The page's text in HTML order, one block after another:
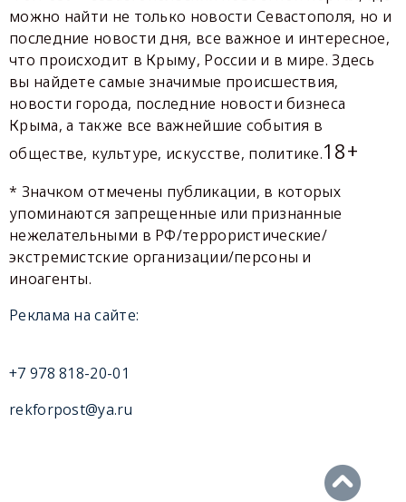
можно найти не только новости Севастополя, но и
последние новости дня, все важное и интересное,
что происходит в Крыму, России и в мире. Здесь
вы найдете самые значимые происшествия,
новости города, последние новости бизнеса
Крыма, а также все важнейшие события в
обществе, культуре, искусстве, политике.18+
* Значком отмечены публикации, в которых
упоминаются запрещенные или признанные
нежелательными в РФ/террористические/
экстремистские организации/персоны и
иноагенты.
Реклама на сайте:
+7 978 818-20-01
rekforpost@ya.ru